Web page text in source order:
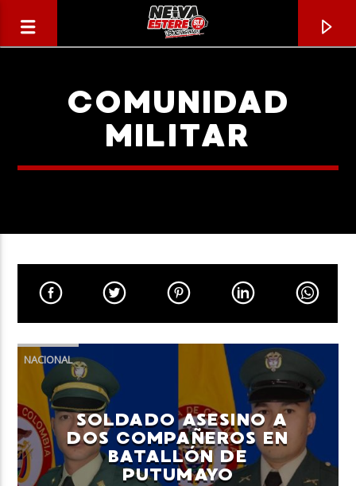
CANCIÓN ACTUAL
TÍTULO
ARTISTA
Neiva Estereo
COMUNIDAD
MILITAR
NACIONAL
SOLDADO ASESINO A
DOS COMPAÑEROS EN
BATALLÓN DE
PUTUMAYO